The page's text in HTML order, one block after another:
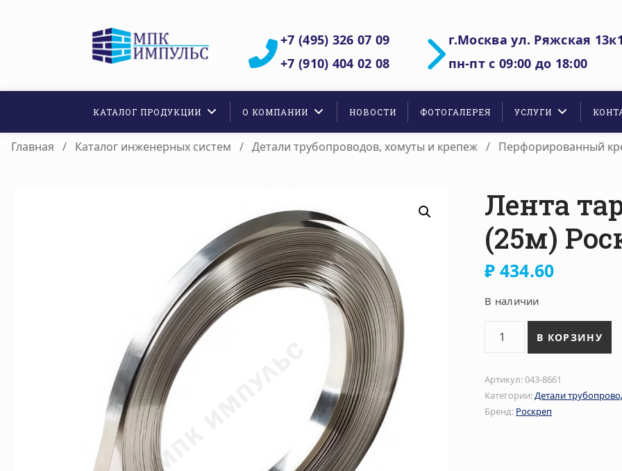
КАТАЛОГ ПРОДУКЦИИ О КОМПАНИИ НОВОСТИ ФОТОГАЛЕРЕЯ УСЛУГИ
+7 (495) 326 07 09
+7 (910) 404 02 08
г.Москва ул. Ряжская
пн-птс 09:00 до 18:00
Главная / Каталог инженерных систем / Детали трубопроводов, хомуты и крепеж / Перфорированный
Лента
(25м)
₽ 434.60
В наличии
В КОРЗИНУ
Артикул:043-8661
Категории:Детали
Бренд: Роскреп